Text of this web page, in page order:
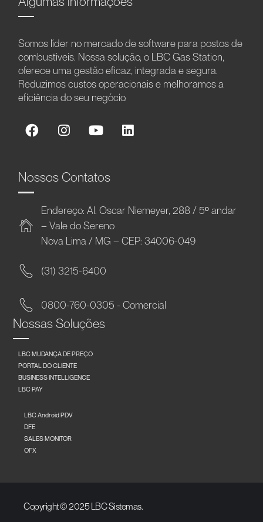
Somos líder no mercado de software para postos de
combustíveis. Nossa solução, o LBC Gas Station,
oferece uma gestão eficaz, integrada e segura.
Reduzimos custos operacionais e melhoramos a
eficiência do seu negócio.
Nossos Contatos
Endereço: Al. Oscar Niemeyer, 288 / 5º andar
– Vale do Sereno
Nova Lima / MG – CEP: 34006-049
(31) 3215-6400
0800-760-0305 - Comercial
Nossas Soluções
LBC MUDANÇA DE PREÇO
PORTAL DO CLIENTE
BUSINESS INTELLIGENCE
LBC PAY
LBC Android PDV
DFE
SALES MONITOR
OFX
Copyright © 2025 LBC Sistemas.